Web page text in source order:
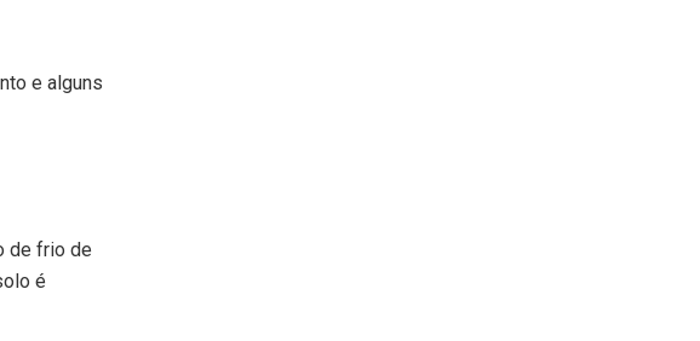
e alguns
de frio de
é